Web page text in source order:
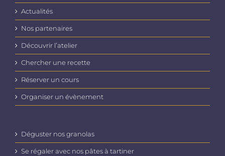
Actualités
Nos partenaires
Découvrir l’atelier
Chercher une recette
Réserver un cours
Organiser un évènement
Déguster nos granolas
Se régaler avec nos pâtes à tartiner